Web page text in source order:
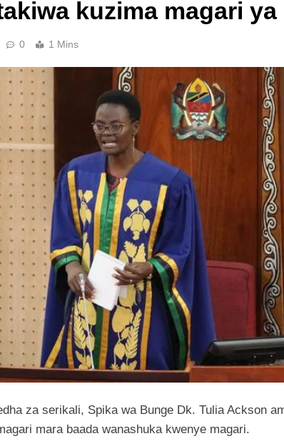
kuzima magari
0 1 Mins
za serikali, Spika wa Bunge Dk. Tulia Ackson
mara baada wanashuka kwenye magari.